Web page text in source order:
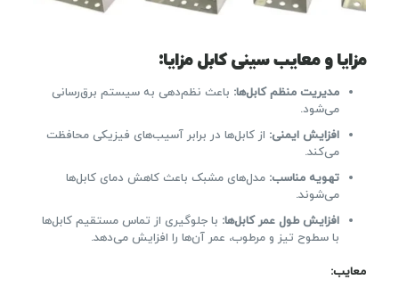
مزایا و معایب سینی کابل مزایا:
مدیریت منظم کابل‌ها: باعث نظم‌دهی به سیستم برق‌رسانی
می‌شود.
افزایش ایمنی: از کابل‌ها در برابر آسیب‌های فیزیکی محافظت
می‌کند.
تهویه مناسب: مدل‌های مشبک باعث کاهش دمای کابل‌ها
می‌شوند.
افزایش طول عمر کابل‌ها: با جلوگیری از تماس مستقیم کابل‌ها
با سطوح تیز و مرطوب، عمر آن‌ها را افزایش می‌دهد.
معایب: